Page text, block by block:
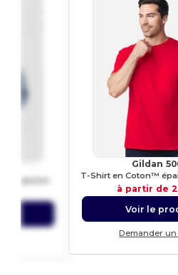
Gildan
T-Shirt en Coton™
à partir de
Voir le
Demander un